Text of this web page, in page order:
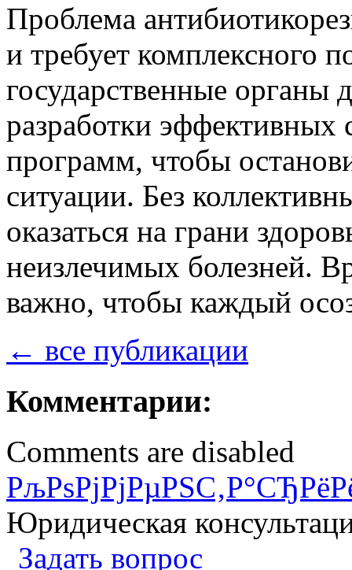
Проблема
и требует комплексного
государственные органы
разработки эффективных
программ, чтобы
ситуации. Без
оказаться на грани
неизлечимых болезней.
важно, чтобы каждый
← все публикации
Комментарии:
Comments are disabled
Юридическая
Задать вопрос